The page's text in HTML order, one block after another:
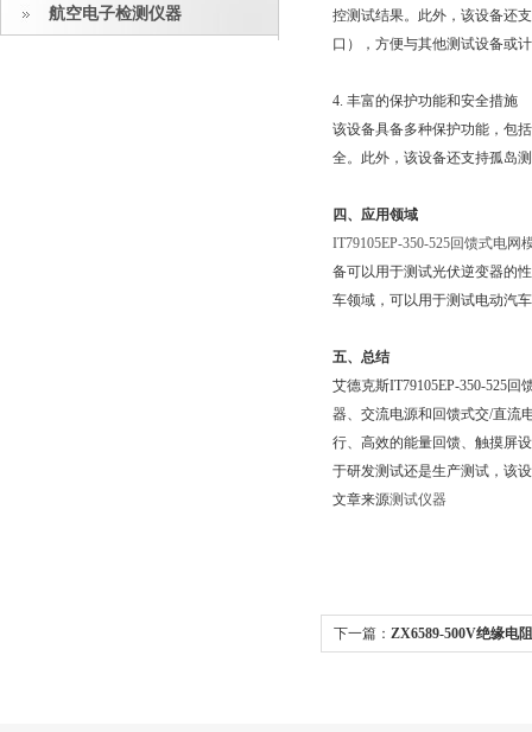
航空电子检测仪器
控测试结果。此外，该设
口），方便与其他测试设备或
4. 丰富的保护功能和安全措施
该设备具备多种保护功能，包
全。此外，该设备还支持
四、应用领域
IT79105EP-350-525回馈式电网
备可以用于测试光伏逆变器的性
车领域，可以用于测试电动汽
五、总结
艾德克斯IT79105EP-350-525回
器、交流电源和回馈式交/直
行、高效的能量回馈、触
于研发测试还是生产测试，该设
文章来源测试仪器
下一篇： ZX6589-500V绝缘电